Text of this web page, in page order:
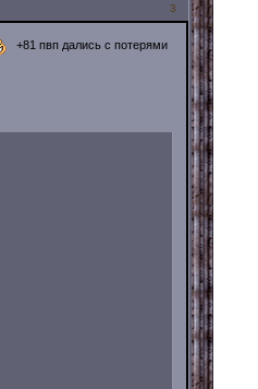
3
+81 пвп дались с потерями